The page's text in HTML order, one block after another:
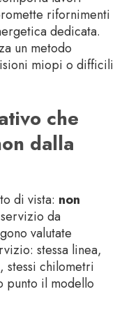
rifornimenti
dedicata.
un metodo
miopi o difficili
che
dalla
di vista: non
da
valutate
stessa linea,
stessi chilometri
punto il modello